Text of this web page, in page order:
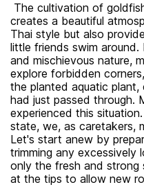
The cultivation of
creates a beautiful
Thai style but also
little friends swim
and mischievous nature,
explore forbidden
the planted aquatic plant,
had just passed through.
experienced this
state, we, as caretakers,
Let's start anew by
trimming any excessively
only the fresh and strong
at the tips to allow new